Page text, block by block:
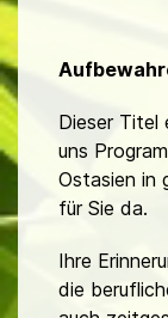
Dieser Titel
uns
Ostasien in
für Sie da.
Ihre
die